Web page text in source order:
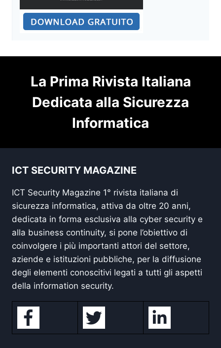
La Prima Rivista Italiana
Dedicata alla Sicurezza
Informatica
ICT SECURITY MAGAZINE
ICT Security Magazine 1° rivista italiana di
sicurezza informatica, attiva da oltre 20 anni,
dedicata in forma esclusiva alla cyber security e
alla business continuity, si pone l’obiettivo di
coinvolgere i più importanti attori del settore,
aziende e istituzioni pubbliche, per la diffusione
degli elementi conoscitivi legati a tutti gli aspetti
della information security.